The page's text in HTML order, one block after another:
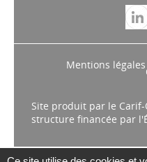
Mentions légales
Site produit par le
structure financée par